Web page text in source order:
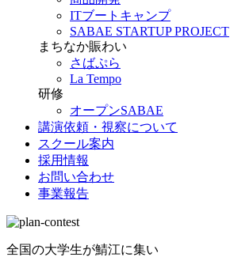
ITブートキャンプ
SABAE STARTUP PROJECT
まちなか賑わい
さばぷら
La Tempo
研修
オープンSABAE
講演依頼・視察について
スクール案内
採用情報
お問い合わせ
事業報告
全国の大学生が鯖江に集い